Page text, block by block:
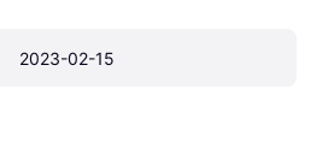
2023-02-15